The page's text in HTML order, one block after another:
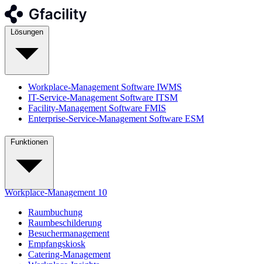
Workplace-Management Software IWMS
IT-Service-Management Software ITSM
Facility-Management Software FMIS
Enterprise-Service-Management Software ESM
Workplace-Management 10
Raumbuchung
Raumbeschilderung
Besuchermanagement
Empfangskiosk
Catering-Management